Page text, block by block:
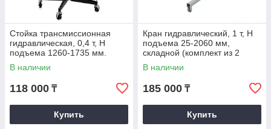
Стойка трансмиссионная
гидравлическая, 0,4 т, H
подъема 1260-1735 мм.
MATRIX
В наличии
118 000 ₸
Купить
Кран гидравлический, 1 т, H
подъема 25-2060 мм,
складной (комплект из 2
частей). MATRIX
В наличии
185 000 ₸
Купить